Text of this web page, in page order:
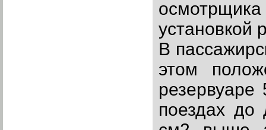
осмотрщика
установкой
В
этом
резервуаре
поездах до